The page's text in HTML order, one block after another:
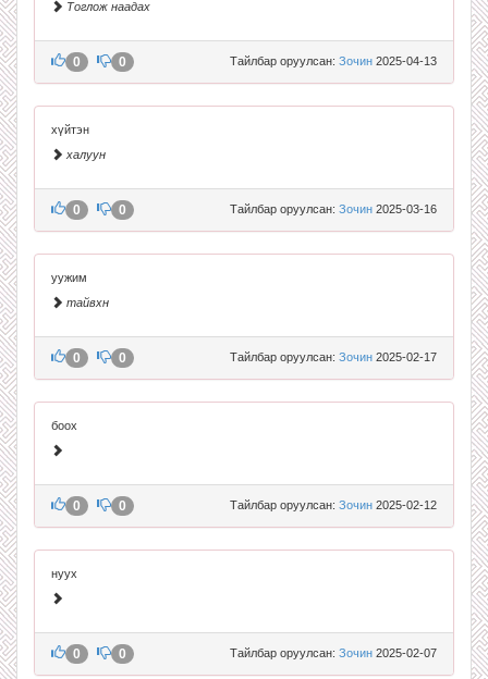
Тоглож наадах
Тайлбар оруулсан: Зочин 2025-04-13
0 0
хүйтэн
халуун
Тайлбар оруулсан: Зочин 2025-03-16
0 0
уужим
тайвхн
Тайлбар оруулсан: Зочин 2025-02-17
0 0
боох
Тайлбар оруулсан: Зочин 2025-02-12
0 0
нуух
Тайлбар оруулсан: Зочин 2025-02-07
0 0